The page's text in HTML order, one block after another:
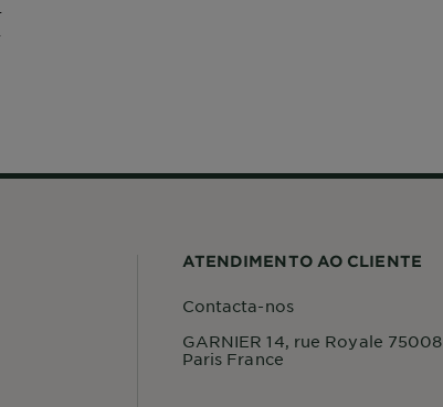
ATENDIMENTO AO CLIENTE
Contacta-nos
GARNIER 14, rue Royale 75008
Paris France